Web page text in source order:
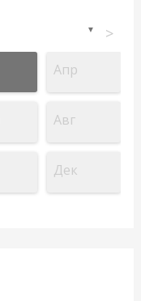
▼ >
Апр
Авг
Дек